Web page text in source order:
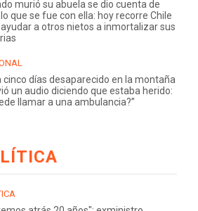
murió su abuela se dio cuenta de
que se fue con ella: hoy recorre Chile
a otros nietos a inmortalizar sus
cinco días desaparecido en la montaña
un audio diciendo que estaba herido:
llamar a una ambulancia?”